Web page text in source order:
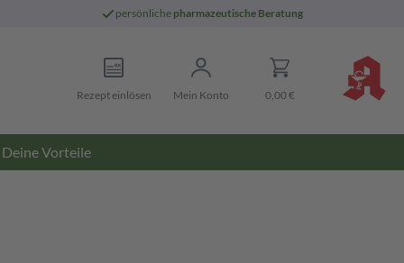
persönliche pharmazeutische Beratung
Rezept einlösen Mein Konto 0,00 €
Deine Vorteile